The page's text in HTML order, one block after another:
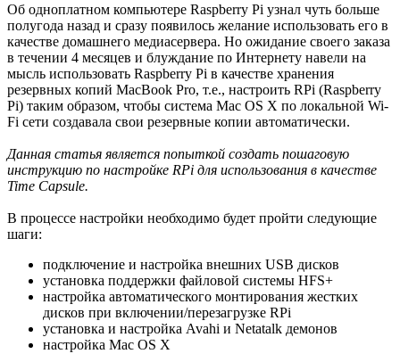
Об одноплатном компьютере Raspberry Pi узнал чуть больше
полугода назад и сразу появилось желание использовать его в
качестве домашнего медиасервера. Но ожидание своего заказа
в течении 4 месяцев и блуждание по Интернету навели на
мысль использовать Raspberry Pi в качестве хранения
резервных копий MacBook Pro, т.е., настроить RPi (Raspberry
Pi) таким образом, чтобы система Mac OS X по локальной Wi-
Fi сети создавала свои резервные копии автоматически.
Данная статья является попыткой создать пошаговую
инструкцию по настройке RPi для использования в качестве
Time Capsule.
В процессе настройки необходимо будет пройти следующие
шаги:
подключение и настройка внешних USB дисков
установка поддержки файловой системы HFS+
настройка автоматического монтирования жестких
дисков при включении/перезагрузке RPi
установка и настройка Avahi и Netatalk демонов
настройка Mac OS X